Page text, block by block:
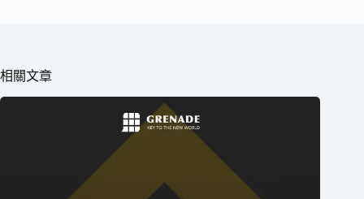
相關文章